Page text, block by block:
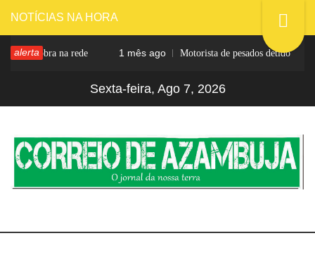
Skip
to
content
NOTÍCIAS NA HORA
alerta
após obra na rede 1 mês ago Motorista de pesados detido
Sexta-feira, Ago 7, 2026
CORREIO DE
O jornal da nossa terra